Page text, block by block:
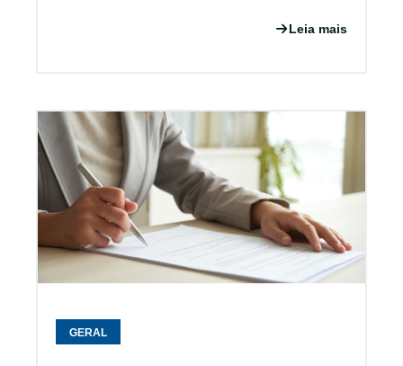
Leia mais
GERAL